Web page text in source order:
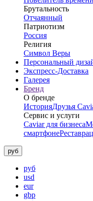
Брутальность
Отчаянный
Патриотизм
Россия
Религия
Символ Веры
Персональный
Экспресс-Доставка
Галерея
Бренд
О бренде
ИсторияДрузья
Сервис и услуги
Caviar для бизнеса
смартфоне
руб
руб
usd
eur
gbp